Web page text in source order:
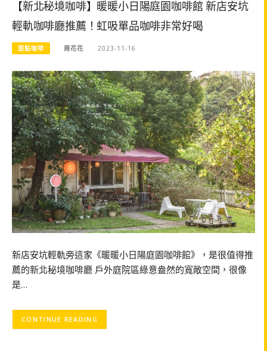
【新北秘境咖啡】暖暖小日陽庭園咖啡館 新店安坑
輕軌咖啡廳推薦！虹吸單品咖啡非常好喝
甜點咖啡 周花花 2023-11-16
新店安坑輕軌旁這家《暖暖小日陽庭園咖啡館》，是很值得推
薦的新北秘境咖啡廳 戶外庭院區綠意盎然的寬敞空間，很像
是…
CONTINUE READING